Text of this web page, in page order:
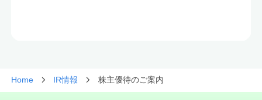
Home IR情報 株主優待のご案内